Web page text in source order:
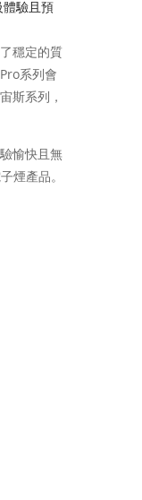
驗且預
穩定的質
系列會
斯系列，
愉快且無
煙產品。